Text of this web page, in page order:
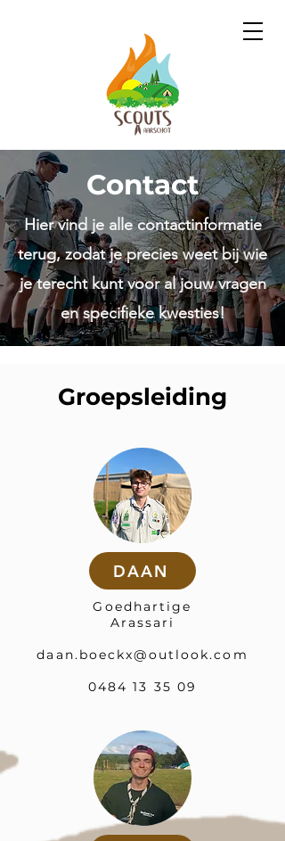
Contact
Hier vind je alle contactinformatie
terug, zodat je precies weet bij wie
je terecht kunt voor al jouw vragen
en specifieke kwesties!
Groepsleiding
DAAN
Goedhartige
Arassari
daan.boeckx@outlook.com
0484 13 35 09